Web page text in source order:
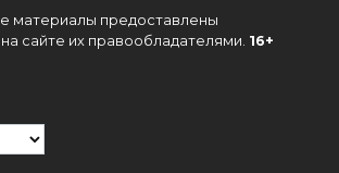
материалы предоставлены
сайте их правообладателями. 16+